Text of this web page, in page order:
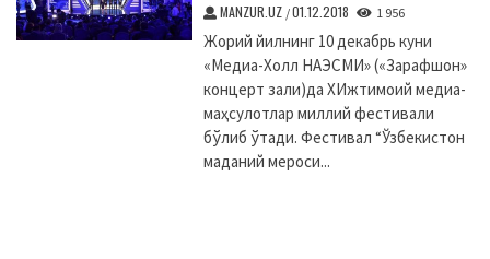
MANZUR.UZ /01.12.2018 1 956
Жорий йилнинг 10 декабрь куни
«Медиа-Холл НАЭСМИ» («Зарафшон»
концерт зали)да XИжтимоий медиа-
маҳсулотлар миллий фестивали
бўлиб ўтади. Фестивал “Ўзбекистон
маданий мероси...